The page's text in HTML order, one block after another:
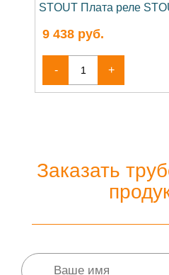
STOUT Плата реле
9 438 руб.
- +
Заказать